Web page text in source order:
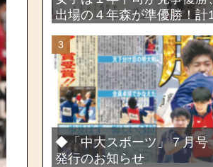
出場の４年森が準優勝！計
剣道選手権大会・第72回
選手権大会
◆「中大スポーツ」７月号
発行のお知らせ